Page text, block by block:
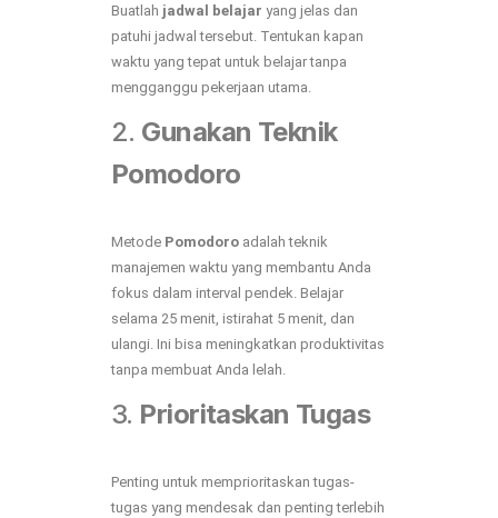
Buatlah jadwal belajar yang jelas dan
patuhi jadwal tersebut. Tentukan kapan
waktu yang tepat untuk belajar tanpa
mengganggu pekerjaan utama.
2. Gunakan Teknik
Pomodoro
Metode Pomodoro adalah teknik
manajemen waktu yang membantu Anda
fokus dalam interval pendek. Belajar
selama 25 menit, istirahat 5 menit, dan
ulangi. Ini bisa meningkatkan produktivitas
tanpa membuat Anda lelah.
3. Prioritaskan Tugas
Penting untuk memprioritaskan tugas-
tugas yang mendesak dan penting terlebih